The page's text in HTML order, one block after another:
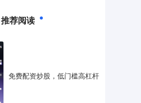
推荐阅读
免费配资炒股，低门槛高杠杆